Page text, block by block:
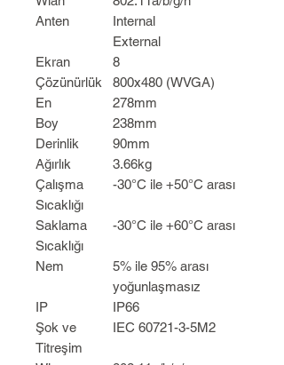
Anten
Internal
External
Ekran
8
Çözünürlük
800x480 (WVGA)
En
278mm
Boy
238mm
Derinlik
90mm
Ağırlık
3.66kg
Çalışma
Sıcaklığı
-30°C ile +50°C arası
Saklama
Sıcaklığı
-30°C ile +60°C arası
Nem
5% ile 95% arası
yoğunlaşmasız
IP
IP66
Şok ve
Titreşim
IEC 60721-3-5M2